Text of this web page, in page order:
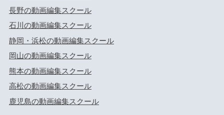
長野の動画編集スクール
石川の動画編集スクール
静岡・浜松の動画編集スクール
岡山の動画編集スクール
熊本の動画編集スクール
高松の動画編集スクール
鹿児島の動画編集スクール